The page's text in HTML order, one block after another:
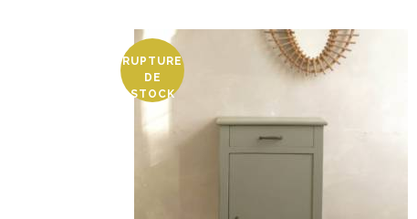
RUPTURE
DE
STOCK